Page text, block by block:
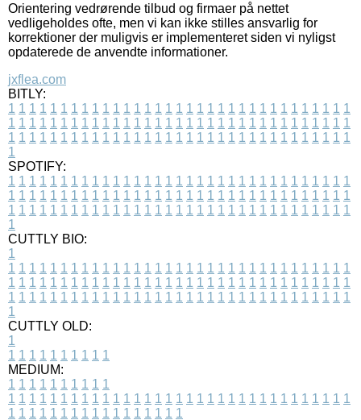
Orientering vedrørende tilbud og firmaer på nettet
vedligeholdes ofte, men vi kan ikke stilles ansvarlig for
korrektioner der muligvis er implementeret siden vi nyligst
opdaterede de anvendte informationer.
jxflea.com
BITLY:
1 1 1 1 1 1 1 1 1 1 1 1 1 1 1 1 1 1 1 1 1 1 1 1 1 1 1 1 1 1 1 1 1
1 1 1 1 1 1 1 1 1 1 1 1 1 1 1 1 1 1 1 1 1 1 1 1 1 1 1 1 1 1 1 1 1
1 1 1 1 1 1 1 1 1 1 1 1 1 1 1 1 1 1 1 1 1 1 1 1 1 1 1 1 1 1 1 1 1
1
SPOTIFY:
1 1 1 1 1 1 1 1 1 1 1 1 1 1 1 1 1 1 1 1 1 1 1 1 1 1 1 1 1 1 1 1 1
1 1 1 1 1 1 1 1 1 1 1 1 1 1 1 1 1 1 1 1 1 1 1 1 1 1 1 1 1 1 1 1 1
1 1 1 1 1 1 1 1 1 1 1 1 1 1 1 1 1 1 1 1 1 1 1 1 1 1 1 1 1 1 1 1 1
1
CUTTLY BIO:
1
1 1 1 1 1 1 1 1 1 1 1 1 1 1 1 1 1 1 1 1 1 1 1 1 1 1 1 1 1 1 1 1 1
1 1 1 1 1 1 1 1 1 1 1 1 1 1 1 1 1 1 1 1 1 1 1 1 1 1 1 1 1 1 1 1 1
1 1 1 1 1 1 1 1 1 1 1 1 1 1 1 1 1 1 1 1 1 1 1 1 1 1 1 1 1 1 1 1 1
1
CUTTLY OLD:
1
1 1 1 1 1 1 1 1 1 1
MEDIUM:
1 1 1 1 1 1 1 1 1 1
1 1 1 1 1 1 1 1 1 1 1 1 1 1 1 1 1 1 1 1 1 1 1 1 1 1 1 1 1 1 1 1 1
1 1 1 1 1 1 1 1 1 1 1 1 1 1 1 1 1